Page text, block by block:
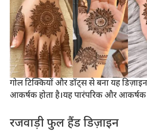
गोल टिक्कियों और डॉट्स से बना यह
आकर्षक होता है।यह पारंपरिक और आकर्षक
रजवाड़ी फुल हैंड डिज़ाइन